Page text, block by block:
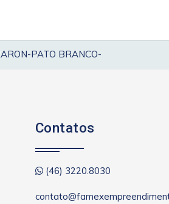
PATO BRANCO-
Contatos
(46) 3220.8030